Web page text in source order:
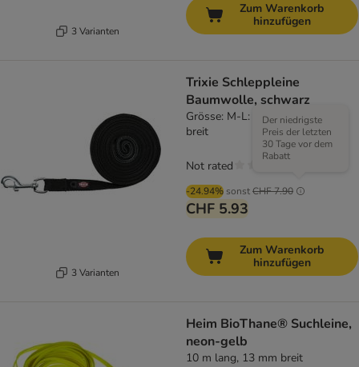
3 Varianten
Zum Warenkorb
hinzufügen
3 Varianten
Trixie Schleppleine
Baumwolle, schwarz
Grösse: M-L: 10 m lang / 20 mm
breit
-24.94% sonstCHF 7.90
Der niedrigste
Preis der letzten
30 Tage vor dem
Rabatt
CHF 5.93
Not rated
Zum Warenkorb
hinzufügen
Heim BioThane® Suchleine,
neon-gelb
10 m lang, 13 mm breit